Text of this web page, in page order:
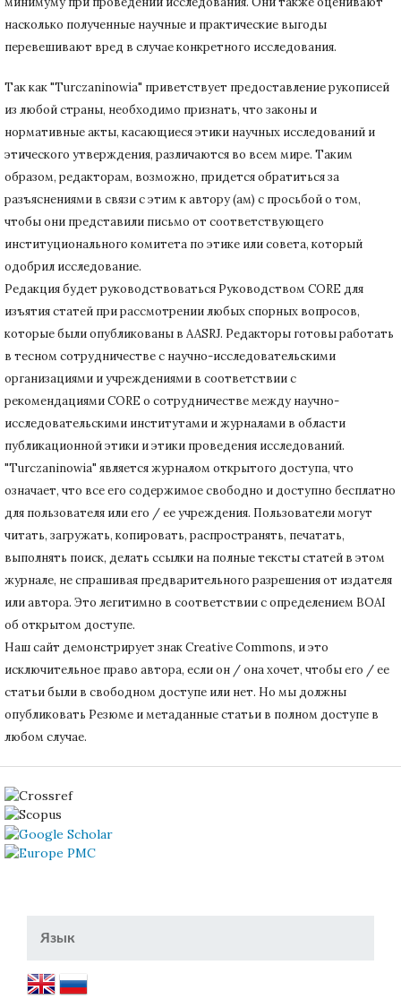
насколько полученные научные и практические выгоды
перевешивают вред в случае конкретного исследования.
Так как "Turczaninowia" приветствует предоставление рукописей
из любой страны, необходимо признать, что законы и
нормативные акты, касающиеся этики научных исследований и
этического утверждения, различаются во всем мире. Таким
образом, редакторам, возможно, придется обратиться за
разъяснениями в связи с этим к автору (ам) с просьбой о том,
чтобы они представили письмо от соответствующего
институционального комитета по этике или совета, который
одобрил исследование.
Редакция будет руководствоваться Руководством CORE для
изъятия статей при рассмотрении любых спорных вопросов,
которые были опубликованы в AASRJ. Редакторы готовыработать
в тесном сотрудничестве с научно-исследовательскими
организациями и учреждениями в соответствии с
рекомендациями CORE о сотрудничестве между научно-
исследовательскими институтами и журналами в области
публикационной этики и этики проведения исследований.
"Turczaninowia" является журналом открытого доступа, что
означает, что все его содержимое свободно и доступно бесплатно
для пользователя или его / ее учреждения. Пользователи могут
читать, загружать, копировать, распространять, печатать,
выполнять поиск, делать ссылки на полные тексты статей в этом
журнале, не спрашивая предварительного разрешения от издателя
или автора. Это легитимно в соответствии с определением BOAI
об открытом доступе.
Наш сайт демонстрирует знак Creative Commons, и это
исключительное право автора, если он / она хочет, чтобы его / ее
статьи были в свободном доступе или нет. Но мы должны
опубликовать Резюме и метаданные статьи в полном доступе в
любом случае.
Язык